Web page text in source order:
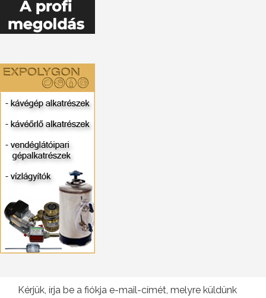
Kérjük, írja be a fiókja e-mail-címét, melyre küldünk